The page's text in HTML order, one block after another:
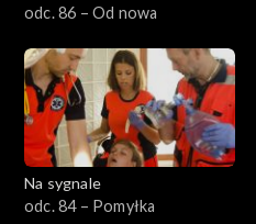
odc. 86 – Od nowa
Na sygnale
odc. 84 – Pomyłka